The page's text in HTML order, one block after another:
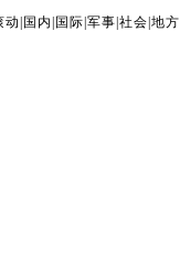
动 国内 国际 军事 社会 地方